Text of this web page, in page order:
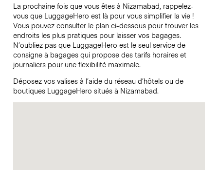
La prochaine fois que vous êtes à Nizamabad, rappelez-
vous que LuggageHero est là pour vous simplifier la vie !
Vous pouvez consulter le plan ci-dessous pour trouver les
endroits les plus pratiques pour laisser vos bagages.
N’oubliez pas que LuggageHero est le seul service de
consigne à bagages qui propose des tarifs horaires et
journaliers pour une flexibilité maximale.
Déposez vos valises à l’aide du réseau d’hôtels ou de
boutiques LuggageHero situés à Nizamabad.